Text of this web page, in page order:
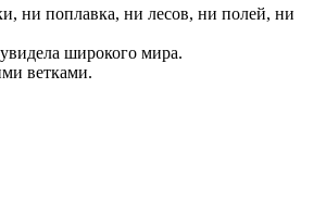
ни поплавка, ни лесов, ни полей, ни
широкого мира.
ветками.